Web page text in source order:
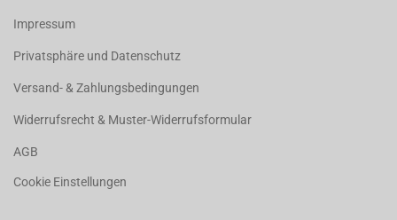
Impressum
Privatsphäre und Datenschutz
Versand- & Zahlungsbedingungen
Widerrufsrecht & Muster-Widerrufsformular
AGB
Cookie Einstellungen